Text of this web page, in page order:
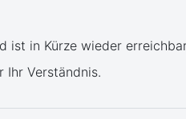
ist in Kürze wieder
Ihr Verständnis.